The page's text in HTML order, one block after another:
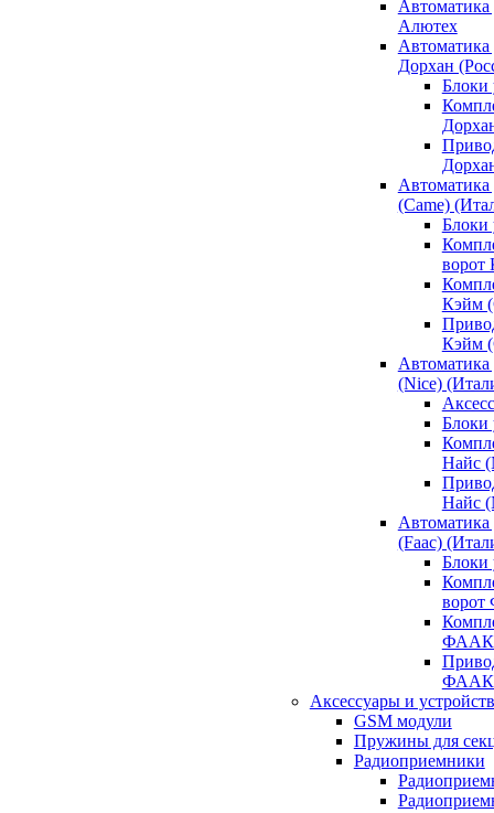
Алютех
Дорхан
Блоки
(Came)
Блоки
ворот
Кэйм
Кэйм
(Nice)
Блоки
Найс
Найс
(Faac)
ФААК
ФААК
Аксессуары и
GSM модули
Пружины для
Радиоприемники